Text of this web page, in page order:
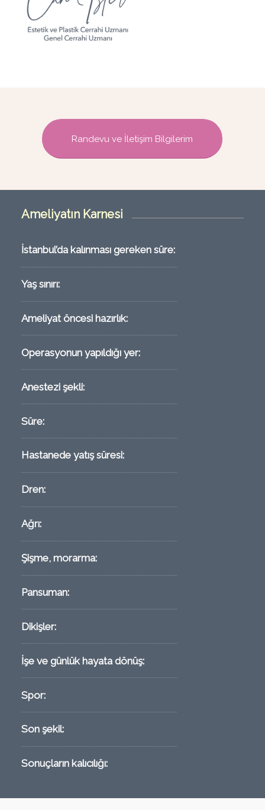
Randevu ve İletişim Bilgilerim
Ameliyatın Karnesi
İstanbul’da kalınması gereken süre:
Yaş sınırı:
Ameliyat öncesi hazırlık:
Operasyonun yapıldığı yer:
Anestezi şekli:
Süre:
Hastanede yatış süresi:
Dren:
Ağrı:
Şişme, morarma:
Pansuman:
Dikişler:
İşe ve günlük hayata dönüş:
Spor:
Son şekil:
Sonuçların kalıcılığı: